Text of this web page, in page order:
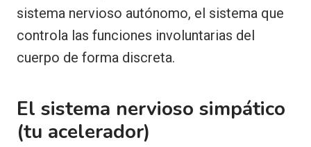
sistema nervioso autónomo, el sistema que
controla las funciones involuntarias del
cuerpo de forma discreta.
El sistema nervioso simpático
(tu acelerador)